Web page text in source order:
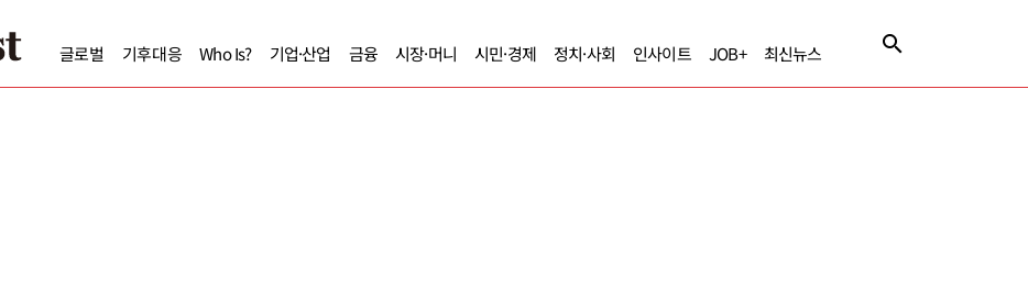
글로벌 기후대응 Who Is? 기업·산업 금융 시장·머니 시민·경제 정치·사회 인사이트 JOB+ 최신뉴스